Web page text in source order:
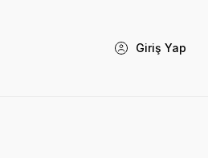
Giriş Yap